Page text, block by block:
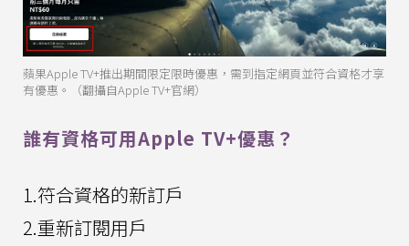
蘋果Apple TV+推出期間限定限時優惠，需到指定網頁並符合資格才享
有優惠。（翻攝自Apple TV+官網）
誰有資格可用Apple TV+優惠？
1.符合資格的新訂戶
2.重新訂閱用戶